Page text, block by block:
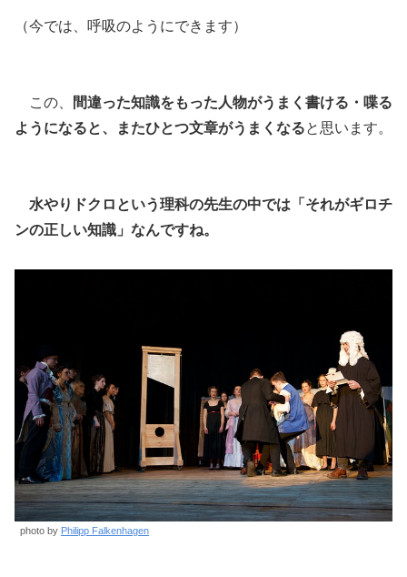
（今では、呼吸のようにできます）
この、
間違った知識をもった人物がうまく書ける・喋る
ようになると、またひとつ文章がうまくなると思います。
水やりドクロという理科の先生の中では「それがギロチ
ンの正しい知識」なんですね。
photo by Philipp Falkenhagen